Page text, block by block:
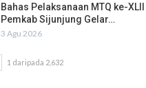
Bahas Pelaksanaan MTQ ke-
Pemkab Sijunjung Gelar…
3 Agu 2026
1 daripada 2,632